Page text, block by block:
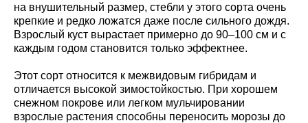
на внушительный размер, стебли у этого сорта очень
крепкие и редко ложатся даже после сильного дождя.
Взрослый куст вырастает примерно до 90–100 см и с
каждым годом становится только эффектнее.
Этот сорт относится к межвидовым гибридам и
отличается высокой зимостойкостью. При хорошем
снежном покрове или легком мульчировании
взрослые растения способны переносить морозы до